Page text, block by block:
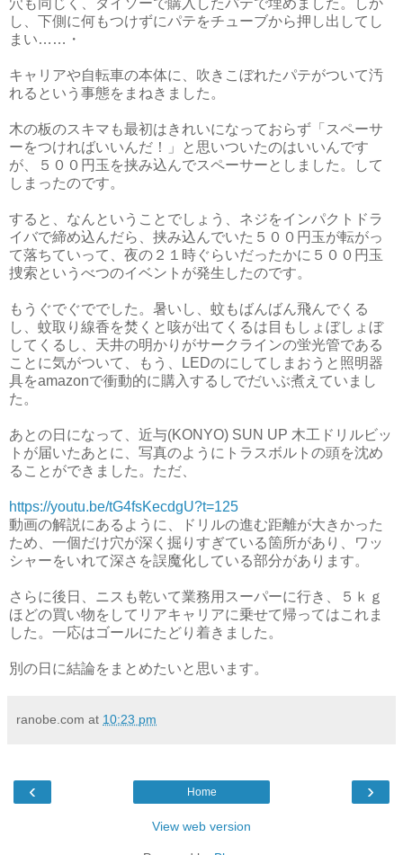
穴も同じく、ダイソーで購入したパテで埋めました。しか
し、下側に何もつけずにパテをチューブから押し出してし
まい……・
キャリアや自転車の本体に、吹きこぼれたパテがついて汚
れるという事態をまねきました。
木の板のスキマも最初はきれいになっておらず「スペーサ
ーをつければいいんだ！」と思いついたのはいいんです
が、５００円玉を挟み込んでスペーサーとしました。して
しまったのです。
すると、なんということでしょう、ネジをインパクトドラ
イバで締め込んだら、挟み込んでいた５００円玉が転がっ
て落ちていって、夜の２１時ぐらいだったかに５００円玉
捜索というべつのイベントが発生したのです。
もうぐでぐででした。暑いし、蚊もばんばん飛んでくる
し、蚊取り線香を焚くと咳が出てくるは目もしょぼしょぼ
してくるし、天井の明かりがサークラインの蛍光管である
ことに気がついて、もう、LEDのにしてしまおうと照明器
具をamazonで衝動的に購入するしでだいぶ煮えていまし
た。
あとの日になって、近与(KONYO) SUN UP 木工ドリルビッ
トが届いたあとに、写真のようにトラスボルトの頭を沈め
ることができました。ただ、
https://youtu.be/tG4fsKecdgU?t=125
動画の解説にあるように、ドリルの進む距離が大きかった
ため、一個だけ穴が深く掘りすぎている箇所があり、ワッ
シャーをいれて深さを誤魔化している部分があります。
さらに後日、ニスも乾いて業務用スーパーに行き、５ｋｇ
ほどの買い物をしてリアキャリアに乗せて帰ってはこれま
した。一応はゴールにたどり着きました。
別の日に結論をまとめたいと思います。
ranobe.com at 10:23 pm
‹ ›
Home
View web version